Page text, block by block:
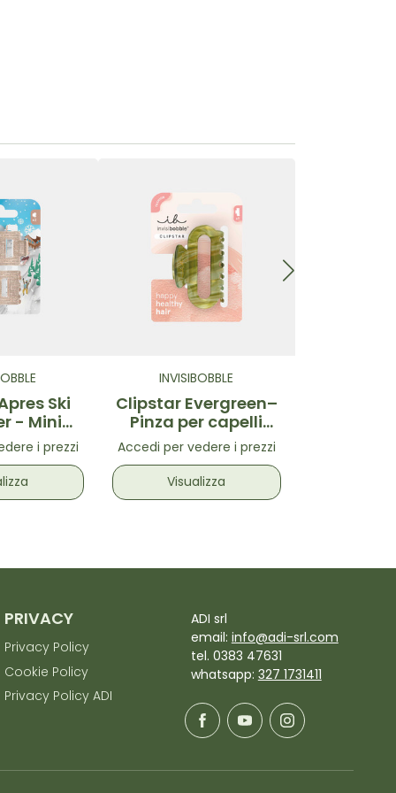
Ski
- Mini
capelli
2pz
i prezzi
INVISIBOBBLE
Clipstar Evergreen–
Pinza per capelli
Verde taglia M
Accedi per vedere i prezzi
Visualizza
PRIVACY
Privacy Policy
Cookie Policy
Privacy Policy ADI
ADI srl
email: info@adi-srl.com
tel. 0383 47631
whatsapp: 327 1731411